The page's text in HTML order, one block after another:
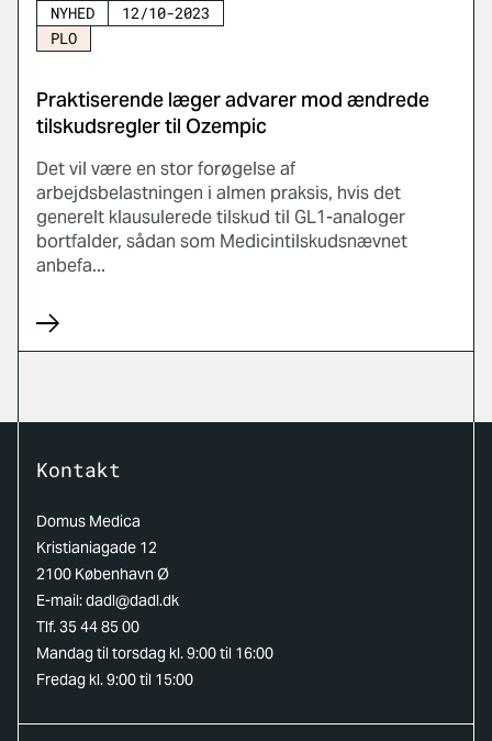
NYHED
12/10-2023
PLO
Praktiserende læger advarer mod ændrede
tilskudsregler til Ozempic
Det vil være en stor forøgelse af
arbejdsbelastningen i almen praksis, hvis det
generelt klausulerede tilskud til GL1-analoger
bortfalder, sådan som Medicintilskudsnævnet
anbefa...
Kontakt
Domus Medica
Kristianiagade 12
2100 København Ø
E-mail:dadl@dadl.dk
Tlf. 35 44 85 00
Mandag til torsdag kl. 9:00 til 16:00
Fredag kl. 9:00 til 15:00